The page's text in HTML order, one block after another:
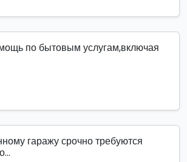
по бытовым услугам,включая
гаражу срочно требуются